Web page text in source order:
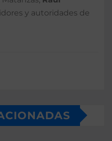
y autoridades de